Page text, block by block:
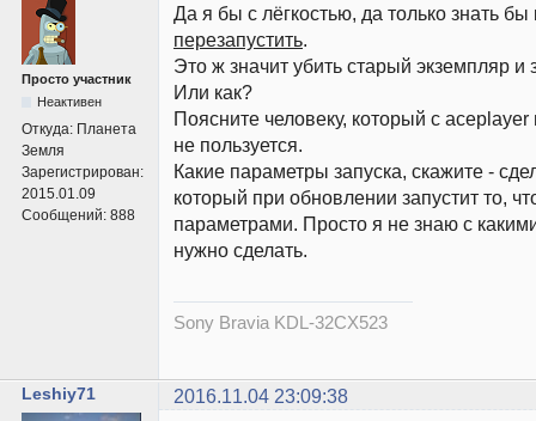
Просто участник
Неактивен
Откуда: Планета
Земля
Зарегистрирован:
2015.01.09
Сообщений: 888
Да я бы с лёгкостью, да только знать бы
перезапустить.
Это ж значит убить старый экземпляр и
Или как?
Поясните человеку, который с
не пользуется.
Какие параметры запуска, скажите -
который при обновлении запустит то,
параметрами. Просто я не знаю с
нужно сделать.
Sony Bravia KDL-32CX523
Leshiy71 2016.11.04 23:09:38